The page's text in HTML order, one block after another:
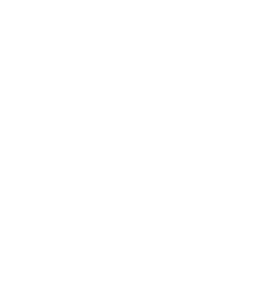
do Flamengo no
conquista a